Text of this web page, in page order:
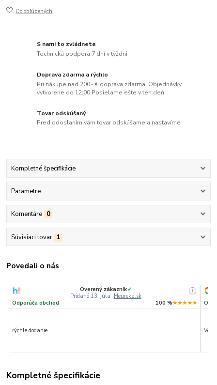
Do obľúbených
S nami to zvládnete
Technická podpora 7 dní v týždni
Doprava zdarma a rýchlo
Pri nákupe nad 200.- € doprava zdarma. Objednávky
vytvorene do 12:00 Posielame ešte v ten deň
Tovar odskúšaný
Pred odoslaním vám tovar odskúšame a nastavíme
Kompletné špecifikácie
Parametre
Komentáre 0
Súvisiaci tovar 1
Povedali o nás
Overený zákazník✓
Pridané 13. júla · Heureka.sk
i
Odporúča obchod 100 %★★★★★
rýchle dodanie
Kompletné špecifikácie